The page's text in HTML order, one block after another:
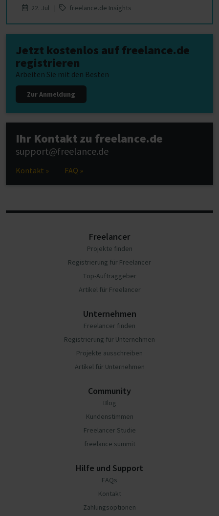
22. Jul |
freelance.de Insights
Jetzt kostenlos auf freelance.de
registrieren
Arbeiten Sie mit den Besten
Zur Anmeldung
Ihr Kontakt zu freelance.de
support@freelance.de
Kontakt » FAQ »
Freelancer
Projekte finden
Registrierung für Freelancer
Top-Auftraggeber
Artikel für Freelancer
Unternehmen
Freelancer finden
Registrierung für Unternehmen
Projekte ausschreiben
Artikel für Unternehmen
Community
Blog
Kundenstimmen
Freelancer Studie
freelance summit
Hilfe und Support
FAQs
Kontakt
Zahlungsoptionen